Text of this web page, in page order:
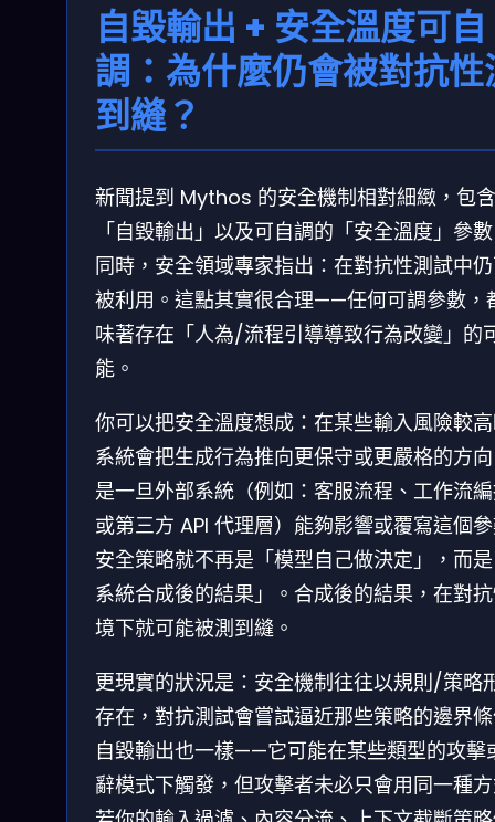
自毀輸出 + 安全溫度可自
調：為什麼仍會被對抗性
到縫？
新聞提到 Mythos 的安全機制相對細緻，包含
「自毀輸出」以及可自調的「安全溫度」參
同時，安全領域專家指出：在對抗性測試中
被利用。這點其實很合理——任何可調參數，
味著存在「人為/流程引導導致行為改變」的
能。
你可以把安全溫度想成：在某些輸入風險較
系統會把生成行為推向更保守或更嚴格的方
是一旦外部系統（例如：客服流程、工作流
或第三方 API 代理層）能夠影響或覆寫這個
安全策略就不再是「模型自己做決定」，而
系統合成後的結果」。合成後的結果，在對
境下就可能被測到縫。
更現實的狀況是：安全機制往往以規則/策略
存在，對抗測試會嘗試逼近那些策略的邊界
自毀輸出也一樣——它可能在某些類型的攻擊
辭模式下觸發，但攻擊者未必只會用同一種